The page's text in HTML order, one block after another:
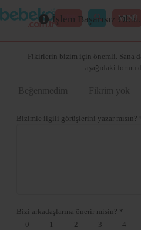
MENÜ
GİRİŞ
Fikirlerin bizim için önemli. Sana
aşağıdaki
Beğenmedim Fikrim yok
Bizimle ilgili görüşlerini yazar mısın? *
Bizi arkadaşlarına önerir misin? *
0
1 2 3 4
İşlem Başarısız